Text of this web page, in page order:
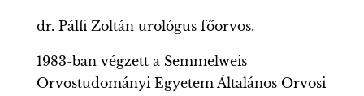
dr. Pálfi Zoltán urológus főorvos.
1983-ban végzett a Semmelweis
Orvostudományi Egyetem Általános Orvosi